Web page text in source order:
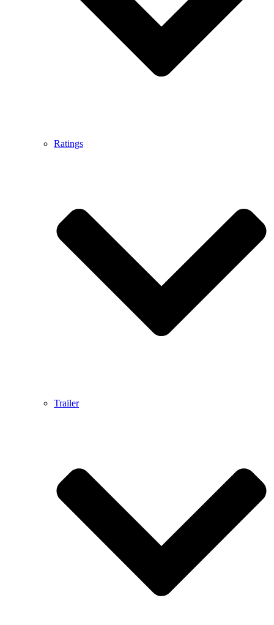
Ratings
Trailer